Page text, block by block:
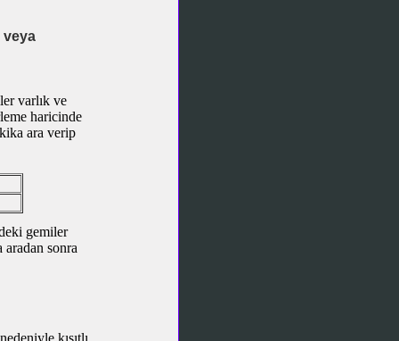
veya
varlık ve
haricinde
ara verip
gemiler
sonra
kısıtlı